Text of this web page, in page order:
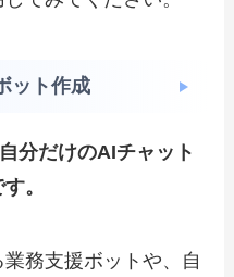
ット作成
自分だけのAIチャット
。
務支援ボットや、自